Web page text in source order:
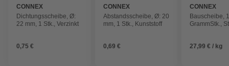
CONNEX
Dichtungsscheibe, Ø:
22 mm, 1 Stk., Verzinkt
0,75 €
CONNEX
Abstandsscheibe, Ø: 20
mm, 1 Stk., Kunststoff
0,69 €
CONNEX
Bauscheibe,
GrammStk.,
27,99 € / kg